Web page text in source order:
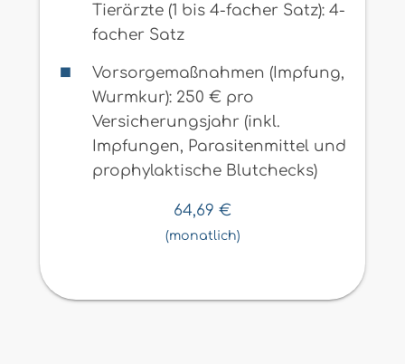
Tierärzte (1 bis 4-facher Satz): 4-
facher Satz
Vorsorgemaßnahmen (Impfung,
Wurmkur): 250 € pro
Versicherungsjahr (inkl.
Impfungen, Parasitenmittel und
prophylaktische Blutchecks)
64,69 €
(monatlich)